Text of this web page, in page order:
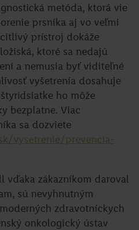
metóda, ktorá vie
prsníka aj vo veľmi
prístroj dokáže
ktoré sa nedajú
a nemusia byť viditeľné
vyšetrenia dosahuje
ho môže
bezplatne. Viac
sa dozviete
vysetrenie/prevencia-
vďaka zákazníkom daroval
sú nevyhnutným
zdravotníckych
onkologický ústav